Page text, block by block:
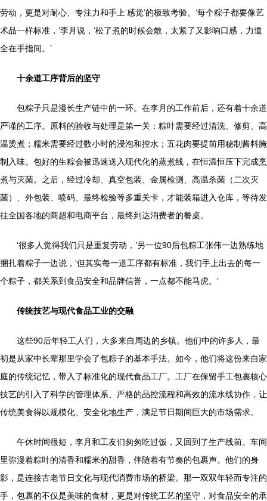
劳动，更是对耐心、专注力和手上‘感觉’的极致考验。‘每个粽子都要像艺
术品一样标准，’李月说，‘松了煮的时候会散，太紧了又影响口感，力道
全在手指间。’
十余道工序背后的坚守
包粽子只是漫长生产链中的一环。在李月的工作前后，还有着十余道
严谨的工序。原料的验收与处理是第一关：粽叶需要经过清洗、修剪、高
温烫煮；糯米需要经过数小时的浸泡和控水；五花肉要提前用秘制酱料腌
制入味。包好的生粽会被迅速送入现代化的蒸煮线，在恒温恒压下完成烹
煮与灭菌。之后，经过冷却、真空包装、金属检测、高温杀菌（二次灭
菌）、外包装、喷码、最终检验等多重关卡，才能装箱进入仓库，等待发
往全国各地的商超和电商平台，最终到达消费者的餐桌。
‘很多人觉得我们只是重复劳动，’另一位90后包粽工张伟一边熟练地
捆扎着粽子一边说，‘但其实每一道工序都有标准，我们手上出去的每一
个粽子，都关系到食品安全和品牌信誉，一点都不能马虎。’
传统技艺与现代食品工业的交融
这些90后年轻工人们，大多来自周边的乡镇。他们中的许多人，最
初是从家中长辈那里学会了包粽子的基本手法。如今，他们将这份来自家
庭的传统记忆，带入了标准化的现代食品工厂。工厂在保留手工包裹核心
技艺的引入了科学的管理体系、严格的品控流程和高效的流水线协作，让
传统美食得以规模化、安全化地生产，满足节日期间巨大的市场需求。
午休时间很短，李月和工友们匆匆吃过饭，又回到了生产线前。车间
里弥漫着粽叶的清香和糯米的甜香，伴随着有节奏的包裹声。他们的身
影，是连接古老节日文化与现代消费市场的桥梁。那一双双年轻而专注的
手，包裹的不仅是美味的食材，更是对传统工艺的坚守，对食品安全的承